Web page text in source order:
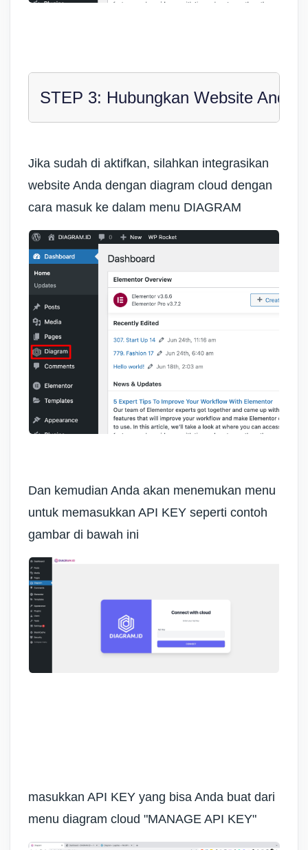
STEP 3: Hubungkan Website Anda
Jika sudah di aktifkan, silahkan integrasikan
website Anda dengan diagram cloud dengan
cara masuk ke dalam menu DIAGRAM
Dan kemudian Anda akan menemukan menu
untuk memasukkan API KEY seperti contoh
gambar di bawah ini
masukkan API KEY yang bisa Anda buat dari
menu diagram cloud "MANAGE API KEY"